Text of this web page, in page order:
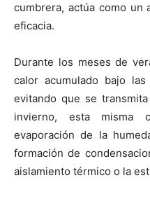
cumbrera, actúa como un
eficacia.
Durante los meses de
calor acumulado bajo
evitando que se
invierno, esta misma
evaporación de la
formación de
aislamiento térmico o la